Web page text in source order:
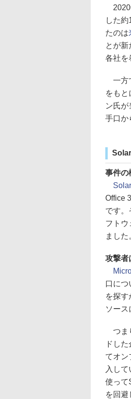
2020
した
たのは
とが
各社を
一方
をも
ン氏
手口か
事件の
Office
です。
フトウ
ました
攻撃者
口につ
を探す
ソース
つま
ドし
てオン
入し
使って
を回避